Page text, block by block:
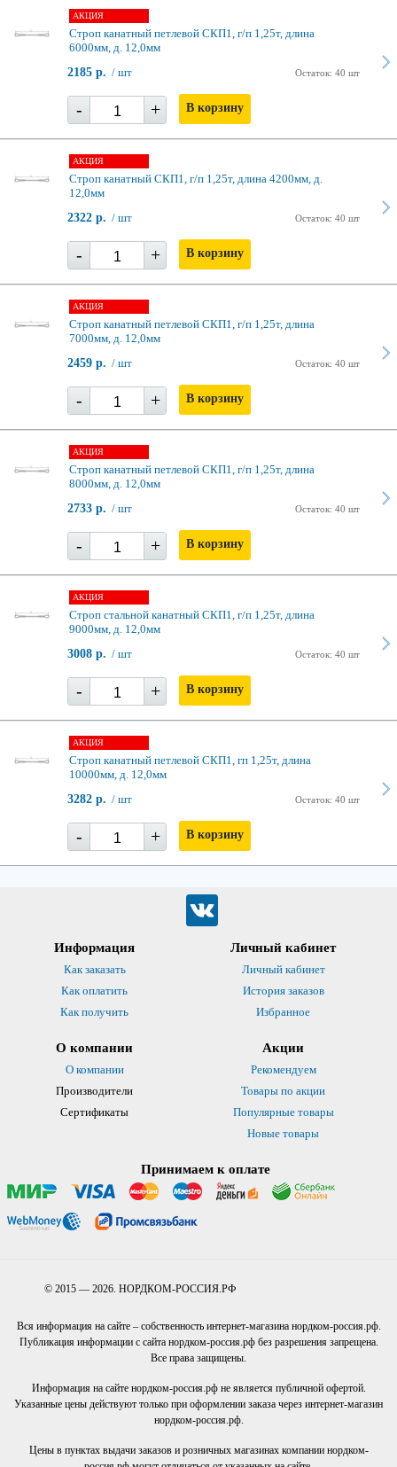
АКЦИЯ
Строп канатный петлевой СКП1, г/п 1,25т, длина
6000мм, д. 12,0мм
Остаток: 40 шт
2185 р. / шт
- + В корзину
АКЦИЯ
Строп канатный СКП1, г/п 1,25т, длина 4200мм, д.
12,0мм
Остаток: 40 шт
2322 р. / шт
- + В корзину
АКЦИЯ
Строп канатный петлевой СКП1, г/п 1,25т, длина
7000мм, д. 12,0мм
Остаток: 40 шт
2459 р. / шт
- + В корзину
АКЦИЯ
Строп канатный петлевой СКП1, г/п 1,25т, длина
8000мм, д. 12,0мм
Остаток: 40 шт
2733 р. / шт
- + В корзину
АКЦИЯ
Строп стальной канатный СКП1, г/п 1,25т, длина
9000мм, д. 12,0мм
Остаток: 40 шт
3008 р. / шт
- + В корзину
АКЦИЯ
Строп канатный петлевой СКП1, гп 1,25т, длина
10000мм, д. 12,0мм
Остаток: 40 шт
3282 р. / шт
- + В корзину
Информация
Как заказать
Как оплатить
Как получить
Личный кабинет
Личный кабинет
История заказов
Избранное
О компании
О компании
Производители
Сертификаты
Акции
Рекомендуем
Товары по акции
Популярные товары
Новые товары
Принимаем к оплате
© 2015 — 2026. НОРДКОМ-РОССИЯ.РФ
Вся информация на сайте – собственность интернет-магазина нордком-россия.рф.
Публикация информации с сайта нордком-россия.рф без разрешения запрещена.
Все права защищены.
Информация на сайте нордком-россия.рф не является публичной офертой.
Указанные цены действуют только при оформлении заказа через интернет-магазин
нордком-россия.рф.
Цены в пунктах выдачи заказов и розничных магазинах компании нордком-